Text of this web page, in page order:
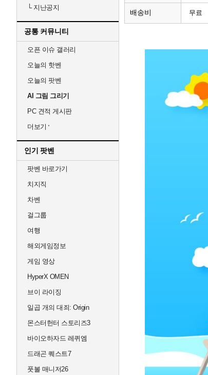
└지난공지
공통 커뮤니티
오픈 이슈 갤러리
오늘의 핫벤
오늘의 팟벤
AI 그림 그리기
PC 견적 게시판
더보기
인기 팟벤
팟벤 바로가기
치지직
차벤
걸그룹
여행
해외게임정보
게임 영상
HyperX OMEN
브이 라이징
일곱 개의 대죄: Origin
몬스터헌터 스토리즈3
바이오하자드 레퀴엠
드래곤 퀘스트7
풋볼 매니저26
배송비 무료